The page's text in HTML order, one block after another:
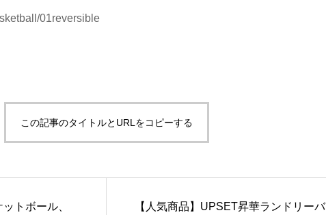
01reversible
この記事のタイトルとURLをコピーする
トボール、
【人気商品】UPSET昇華ランドリーバ